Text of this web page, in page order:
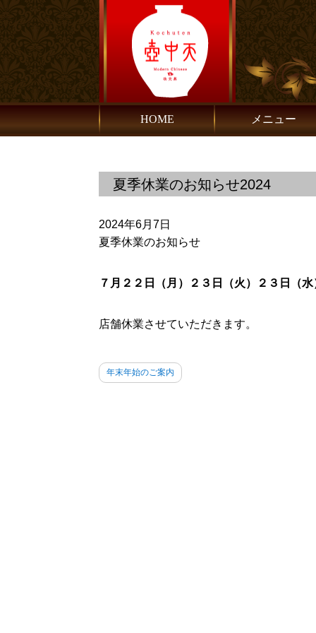
HOME メニュー
夏季休業のお知らせ2024
2024年6月7日
夏季休業のお知らせ
７月２２日（月）２３日（火）２３日（
店舗休業させていただきます。
年末年始のご案内